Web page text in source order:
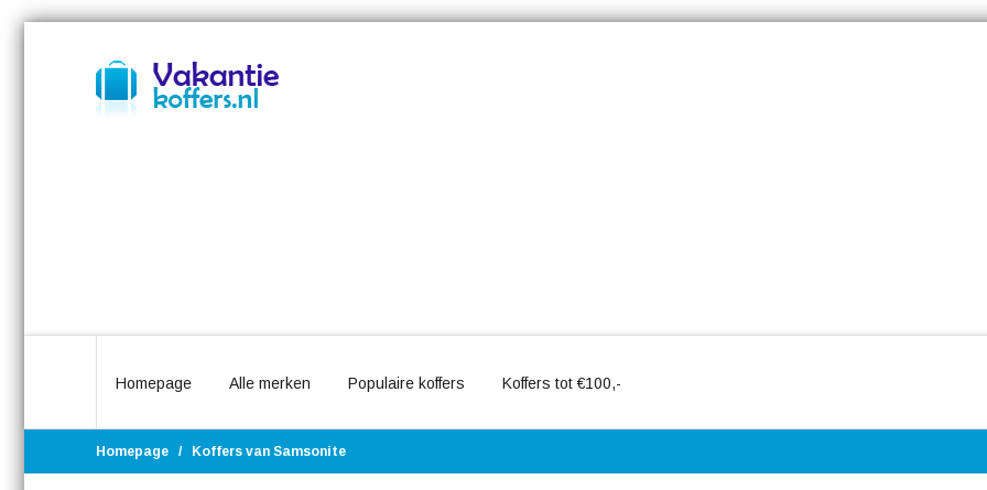
Homepage Alle merken Populaire koffers Koffers tot €100,-
Homepage Koffers van Samsonite